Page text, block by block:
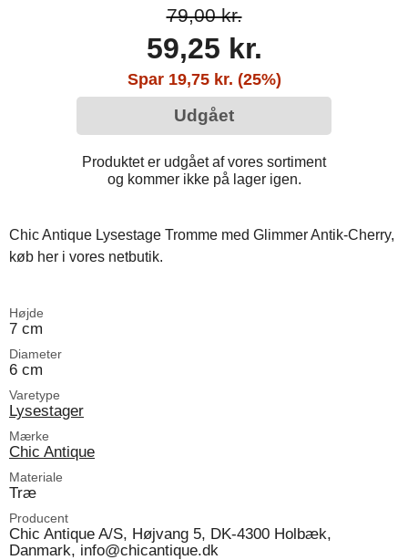
79,00 kr.
59,25 kr.
Spar 19,75 kr. (25%)
Udgået
Produktet er udgået af vores sortiment
og kommer ikke på lager igen.
Chic Antique Lysestage Tromme med Glimmer Antik-Cherry,
køb her i vores netbutik.
Højde
7 cm
Diameter
6 cm
Varetype
Lysestager
Mærke
Chic Antique
Materiale
Træ
Producent
Chic Antique A/S, Højvang 5, DK-4300 Holbæk,
Danmark, info@chicantique.dk